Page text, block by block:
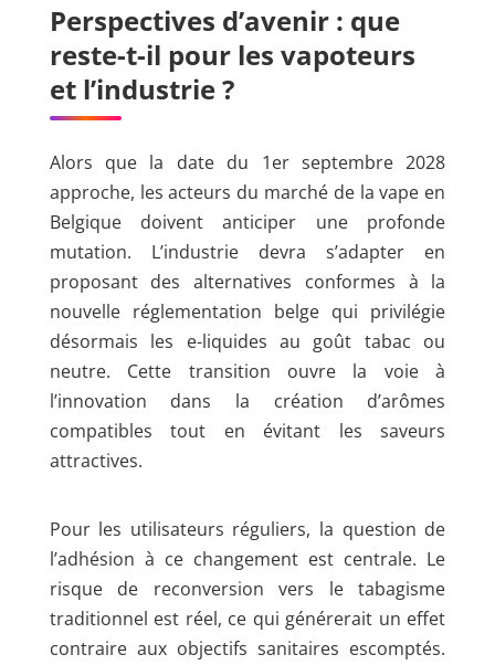
Perspectives d’avenir : que
reste-t-il pour les vapoteurs
et l’industrie ?
Alors que la date du 1er septembre 2028
approche, les acteurs du marché de la vape en
Belgique doivent anticiper une profonde
mutation. L’industrie devra s’adapter en
proposant des alternatives conformes à la
nouvelle réglementation belge qui privilégie
désormais les e-liquides au goût tabac ou
neutre. Cette transition ouvre la voie à
l’innovation dans la création d’arômes
compatibles tout en évitant les saveurs
attractives.
Pour les utilisateurs réguliers, la question de
l’adhésion à ce changement est centrale. Le
risque de reconversion vers le tabagisme
traditionnel est réel, ce qui générerait un effet
contraire aux objectifs sanitaires escomptés.